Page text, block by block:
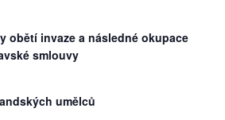
obětí invaze a následné okupace
smlouvy
umělců